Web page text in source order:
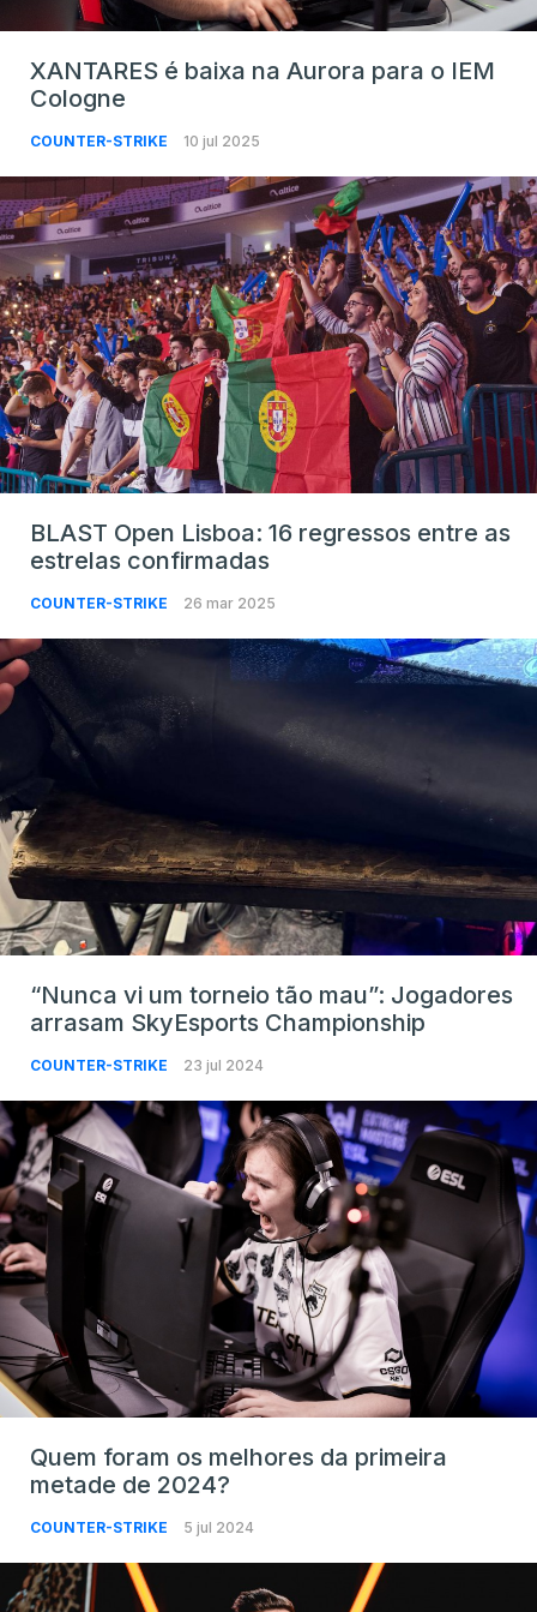
XANTARES é baixa na Aurora para o IEM
Cologne
COUNTER-STRIKE 10 jul 2025
BLAST Open Lisboa: 16 regressos entre as
estrelas confirmadas
COUNTER-STRIKE 26 mar 2025
“Nunca vi um torneio tão mau”: Jogadores
arrasam SkyEsports Championship
COUNTER-STRIKE 23 jul 2024
Quem foram os melhores da primeira
metade de 2024?
COUNTER-STRIKE 5 jul 2024